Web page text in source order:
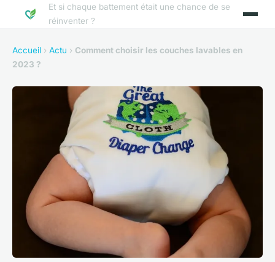
Et si chaque battement était une chance de se
réinventer ?
Accueil › Actu › Comment choisir les couches lavables en
2023 ?